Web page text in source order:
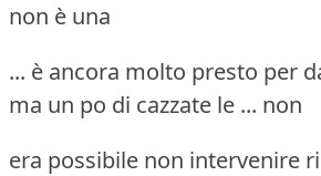
non è una
... è ancora molto presto per
ma un po di cazzate le ... non
era possibile non intervenire